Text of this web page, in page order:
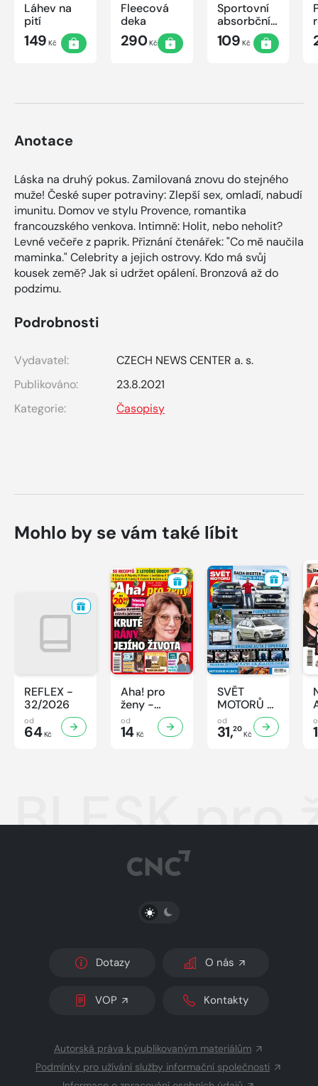
Láhev na
pití
149 Kč
Fleecová
deka
290Kč
Sportovní
absorbční
ručník
109 Kč
Anotace
Láska na druhý pokus. Zamilovaná znovu do stejného
muže! České super potraviny: Zlepší sex, omladí, nabudí
imunitu. Domov ve stylu Provence, romantika
francouzského venkova. Intimně: Holit, nebo neholit?
Levné večeře z paprik. Přiznání čtenářek: "Co mě naučila
maminka." Celebrity a jejich ostrovy. Kdo má svůj
kousek země? Jak si udržet opálení. Bronzová až do
podzimu.
Podrobnosti
Vydavatel:
CZECH NEWS CENTER a. s.
Publikováno:
23.8.2021
Kategorie:
Časopisy
Mohlo by se vám také líbit
REFLEX -
32/2026
od
64Kč
Aha! pro
ženy -
32/2026
od
14Kč
SVĚT
MOTORŮ -
32/2026
od
31,20
Kč
BLESK
PŘEPNOUT SVĚTLÝ/TMAVÝ REŽIM
Dotazy O nás
VOP Kontakty
Autorská práva k publikovaným materiálům
Podmínky pro užívání služby informační společnosti